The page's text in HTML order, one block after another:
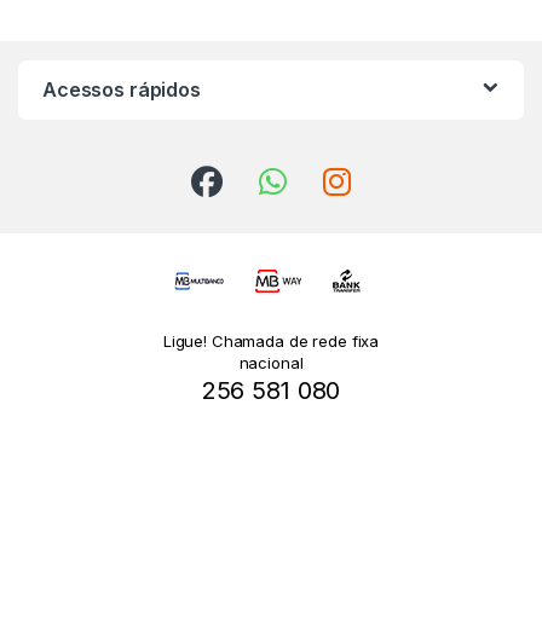
Acessos rápidos
Ligue! Chamada de rede fixa
nacional
256 581 080